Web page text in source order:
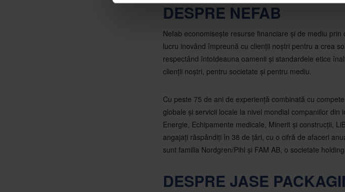
DESPRE NEFAB
Nefab economisește resurse financiare și de mediu
lucru inovând împreună cu clienții noștri pentru a crea
respectând întotdeauna oamenii și standardele etice
clienții noștri, pentru societate și pentru mediu.
Cu peste 75 de ani de experiență combinată cu
globale și servicii locale la nivel mondial companiilor din
Energie, Echipamente medicale, Minerit și construcții,
angajați răspândiți în 38 de țări, cu o cifră de afaceri
sunt familia Nordgren/Pihl și FAM AB, o societate
DESPRE JASE